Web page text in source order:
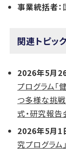
事業統括者：
関連トピック
2026年5月
プログラム
つ多様な挑
式・研究報
2026年5月1
究プログラム